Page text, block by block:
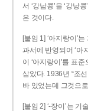
서 ‘강남콩’을 ‘강낭
은 것이다.
[붙임 1] ‘아지랑이’
과서에 반영되어 ‘아
이 ‘아지랑이’를 표
삼았다. 1936년 “조
바 있었는데 그것으
[붙임 2] ‘-장이’는 기